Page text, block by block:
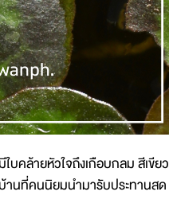
บคล้ายหัวใจถึงเกือบกลม สีเขียว
านที่คนนิยมนำมารับประทานสด